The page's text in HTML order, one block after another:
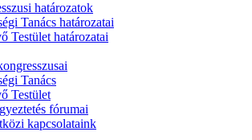
határozatok
Tanács határozatai
Testület határozatai
Tanács
Testület
fórumai
kapcsolataink